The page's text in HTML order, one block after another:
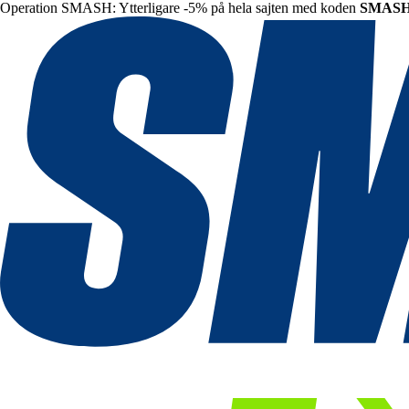
Operation SMASH: Ytterligare -5% på hela sajten med koden